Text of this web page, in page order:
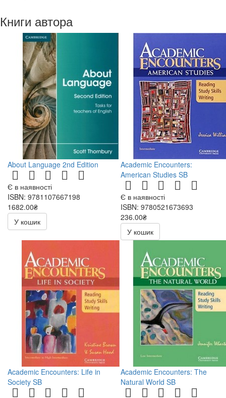
Книги автора
About Language 2nd Edition
Є в наявності
ISBN: 9781107667198
1682.00₴
У кошик
Academic Encounters:
American Studies SB
Є в наявності
ISBN: 9780521673693
236.00₴
472.00₴
У кошик
Academic Encounters: Life in
Society SB
Academic Encounters: The
Natural World SB